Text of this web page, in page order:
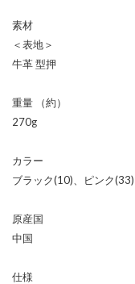
素材
＜表地＞
牛革 型押
重量 （約）
270g
カラー
ブラック(10)、ピンク
原産国
中国
仕様